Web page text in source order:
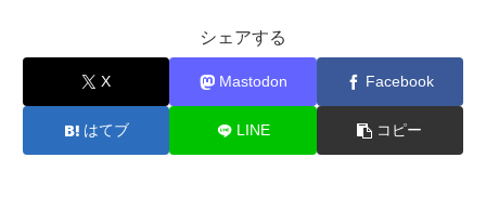
シェアする
X Mastodon Facebook
はてブ LINE コピー